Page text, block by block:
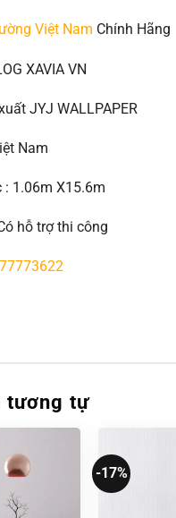
Việt Nam Chính Hãng
XAVIA VN
JYJ WALLPAPER
Nam
: 1.06m X15.6m
hỗ trợ thi công
tương tự
-17%